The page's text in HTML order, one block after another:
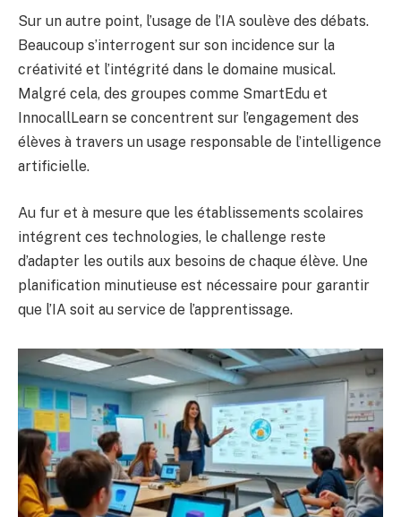
Sur un autre point, l’usage de l’IA soulève des débats.
Beaucoup s’interrogent sur son incidence sur la
créativité et l’intégrité dans le domaine musical.
Malgré cela, des groupes comme SmartEdu et
InnocallLearn se concentrent sur l’engagement des
élèves à travers un usage responsable de l’intelligence
artificielle.
Au fur et à mesure que les établissements scolaires
intégrent ces technologies, le challenge reste
d’adapter les outils aux besoins de chaque élève. Une
planification minutieuse est nécessaire pour garantir
que l’IA soit au service de l’apprentissage.